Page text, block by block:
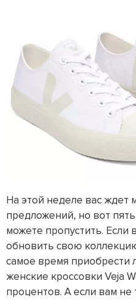
На этой неделе вас ждет
предложений, но вот
можете пропустить.
обновить свою
самое время приобрести
женские кроссовки Veja
процентов. А если вам не